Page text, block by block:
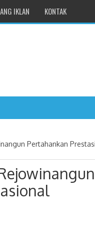
IKLAN KONTAK
Pertahankan Prestasi